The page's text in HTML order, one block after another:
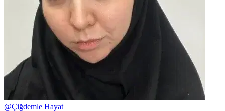
@Çiğdemle Hayat